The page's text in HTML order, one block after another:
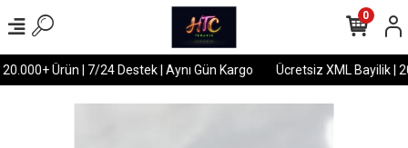
Ürün | 7/24 Destek | Aynı Gün Kargo Ücretsiz XML Bayilik |
0